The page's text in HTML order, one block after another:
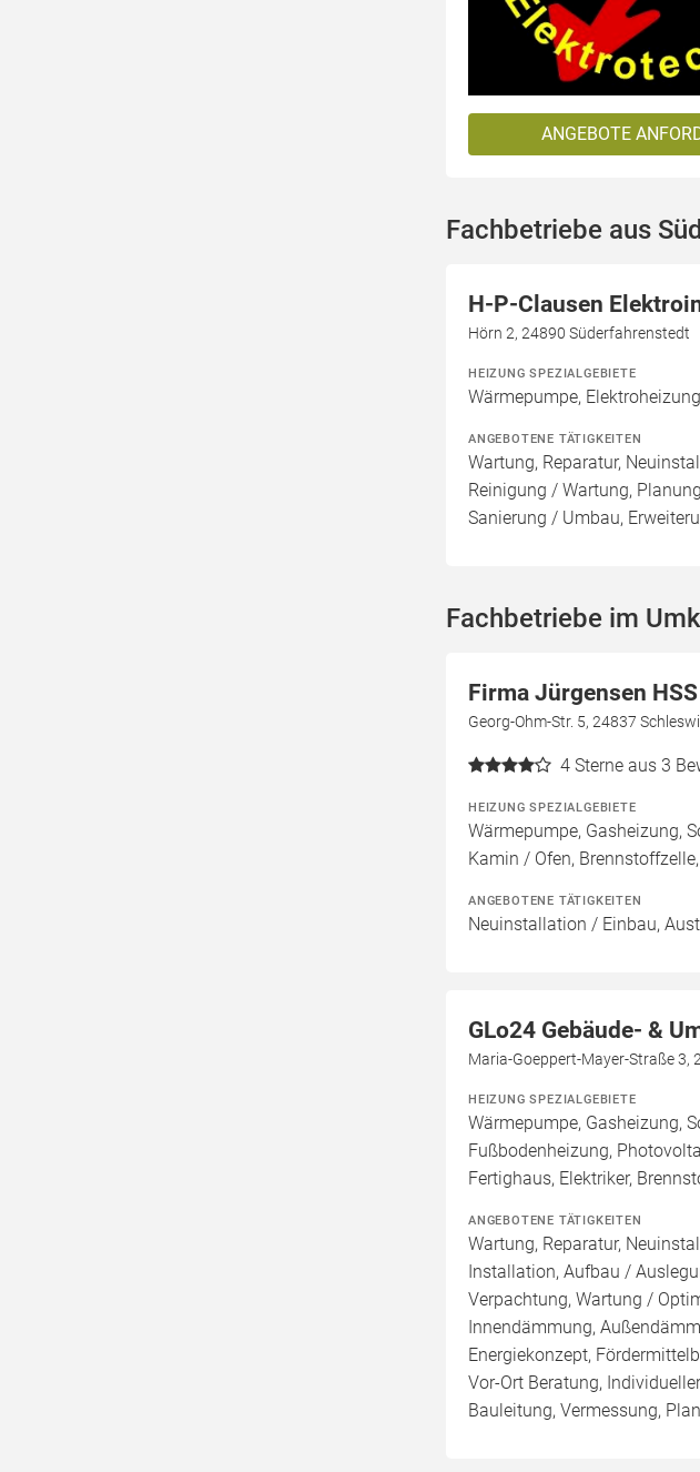
ANGEBOTE
Fachbetriebe aus
H-P-Clausen
Hörn 2, 24890 Süderfahrenstedt
HEIZUNG SPEZIALGEBIETE
Wärmepumpe,
ANGEBOTENE TÄTIGKEITEN
Wartung, Reparatur,
Reinigung / Wartung,
Sanierung / Umbau,
Fachbetriebe im
Firma Jürgensen HSS
Georg-Ohm-Str. 5, 24837
4 Sterne aus 3
HEIZUNG SPEZIALGEBIETE
Wärmepumpe, Gasheizung,
Kamin / Ofen,
ANGEBOTENE TÄTIGKEITEN
Neuinstallation / Einbau,
GLo24 Gebäude- &
Maria-Goeppert-Mayer-Straße 3,
HEIZUNG SPEZIALGEBIETE
Wärmepumpe, Gasheizung,
Fußbodenheizung,
Fertighaus, Elektriker,
ANGEBOTENE TÄTIGKEITEN
Wartung, Reparatur,
Installation, Aufbau /
Verpachtung, Wartung /
Innendämmung,
Energiekonzept,
Vor-Ort Beratung,
Bauleitung, Vermessung,